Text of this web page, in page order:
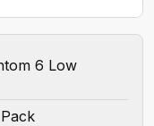
6 Low